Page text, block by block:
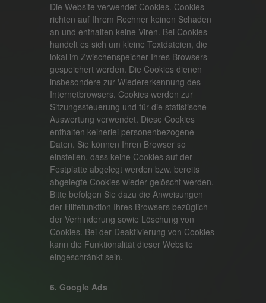
Die Website verwendet Cookies. Cookies
richten auf Ihrem Rechner keinen Schaden
an und enthalten keine Viren. Bei Cookies
handelt es sich um kleine Textdateien, die
lokal im Zwischenspeicher Ihres Browsers
gespeichert werden. Die Cookies dienen
insbesondere zur Wiedererkennung des
Internetbrowsers. Cookies werden zur
Sitzungssteuerung und für die statistische
Auswertung verwendet. Diese Cookies
enthalten keinerlei personenbezogene
Daten. Sie können Ihren Browser so
einstellen, dass keine Cookies auf der
Festplatte abgelegt werden bzw. bereits
abgelegte Cookies wieder gelöscht werden.
Bitte befolgen Sie dazu die Anweisungen
der Hilfefunktion Ihres Browsers bezüglich
der Verhinderung sowie Löschung von
Cookies. Bei der Deaktivierung von Cookies
kann die Funktionalität dieser Website
eingeschränkt sein.
6. Google Ads